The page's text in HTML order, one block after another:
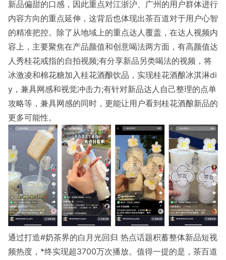
新品偏甜的口感，因此重点对江浙沪、广州的用户群体进行
内容方向的重点延伸，这背后也体现出茶百道对于用户心智
的精准把控。除了从地域上的重点达人覆盖，在达人视频内
容上，主要聚焦在产品颜值和创意喝法两方面，有高颜值达
人秀桂花戒指的自拍视频;有分享新品另类喝法的视频，将
冰激凌和棉花糖加入桂花酒酿饮品，实现桂花酒酿冰淇淋di
y，兼具网感和视觉冲击力;有针对新品达人自己整理的点单
攻略等，兼具网感的同时，更能让用户看到桂花酒酿新品的
更多可能性。
通过打造#奶茶界的白月光回归 热点话题积蓄整体新品短视
频热度，*终实现超3700万次播放。值得一提的是，茶百道